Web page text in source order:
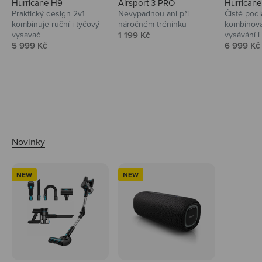
Hurricane H9
Praktický design 2v1
kombinuje ruční i tyčový
vysavač
Prodejní cena
5 999 Kč
Airsport 3 PRO
Nevypadnou ani při
náročném tréninku
Prodejní cena
1 199 Kč
Čisté
vysávání
Prodejní
6 999 Kč
NEW NEW